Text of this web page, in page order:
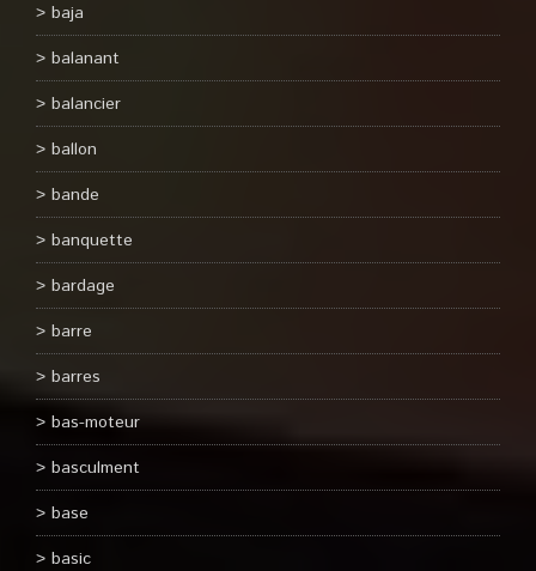
baja
balanant
balancier
ballon
bande
banquette
bardage
barre
barres
bas-moteur
basculment
base
basic